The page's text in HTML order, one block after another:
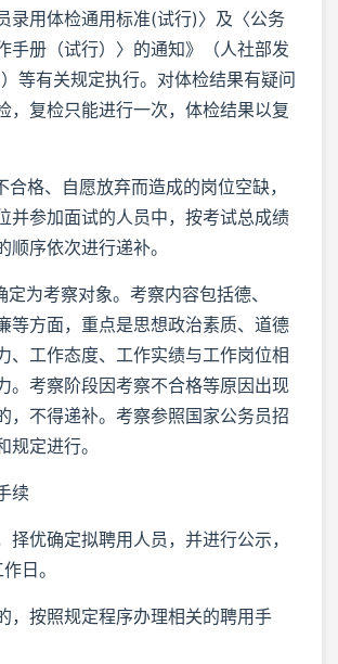
录用体检通用标准(试行)〉及〈公务
手册（试行）〉的通知》（人社部发
）等有关规定执行。对体检结果有疑问
，复检只能进行一次，体检结果以复
合格、自愿放弃而造成的岗位空缺，
并参加面试的人员中，按考试总成绩
顺序依次进行递补。
定为考察对象。考察内容包括德、
等方面，重点是思想政治素质、道德
、工作态度、工作实绩与工作岗位相
。考察阶段因考察不合格等原因出现
，不得递补。考察参照国家公务员招
规定进行。
续
择优确定拟聘用人员，并进行公示，
日。
，按照规定程序办理相关的聘用手